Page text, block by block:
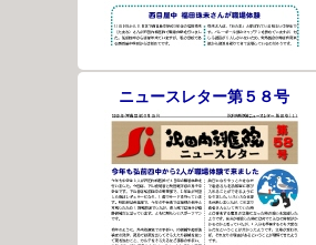
ニュースレター第５８号